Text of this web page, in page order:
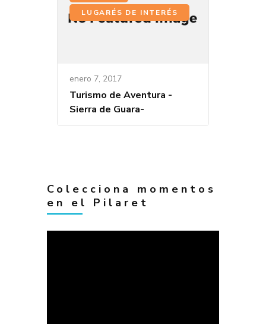
LUGARÉS DE INTERÉS
enero 7, 2017
Turismo de Aventura -
Sierra de Guara-
Colecciona momentos
en el Pilaret